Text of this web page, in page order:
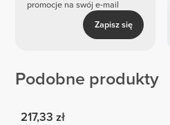
promocje na swój e-mail
Zapisz się
Podobne produkty
217,33 zł